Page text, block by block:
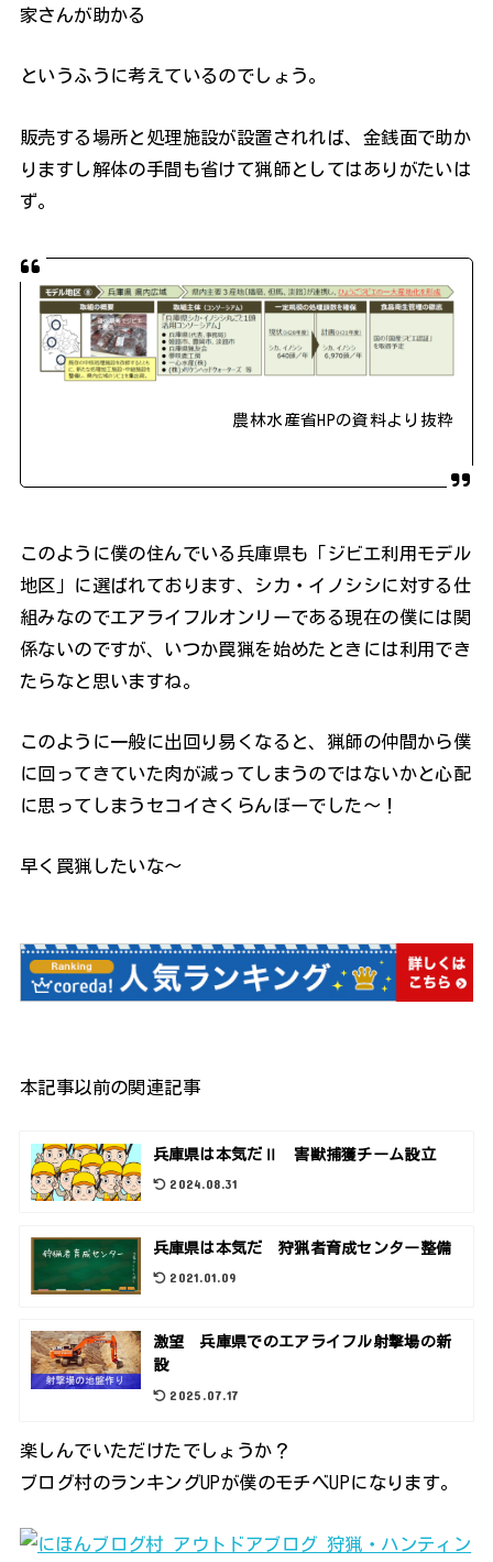
家さんが助かる
というふうに考えているのでしょう。
販売する場所と処理施設が設置されれば、金銭面で助か
りますし解体の手間も省けて猟師としてはありがたいは
ず。
農林水産省HPの資料より抜粋
このように僕の住んでいる兵庫県も「ジビエ利用モデル
地区」に選ばれております、シカ・イノシシに対する仕
組みなのでエアライフルオンリーである現在の僕には関
係ないのですが、いつか罠猟を始めたときには利用でき
たらなと思いますね。
このように一般に出回り易くなると、猟師の仲間から僕
に回ってきていた肉が減ってしまうのではないかと心配
に思ってしまうセコイさくらんぼーでした～！
早く罠猟したいな～
本記事以前の関連記事
兵庫県は本気だⅡ 害獣捕獲チーム設立
2024.08.31
兵庫県は本気だ 狩猟者育成センター整備
2021.01.09
激望 兵庫県でのエアライフル射撃場の新
設
2025.07.17
楽しんでいただけたでしょうか？
ブログ村のランキングUPが僕のモチベUPになります。